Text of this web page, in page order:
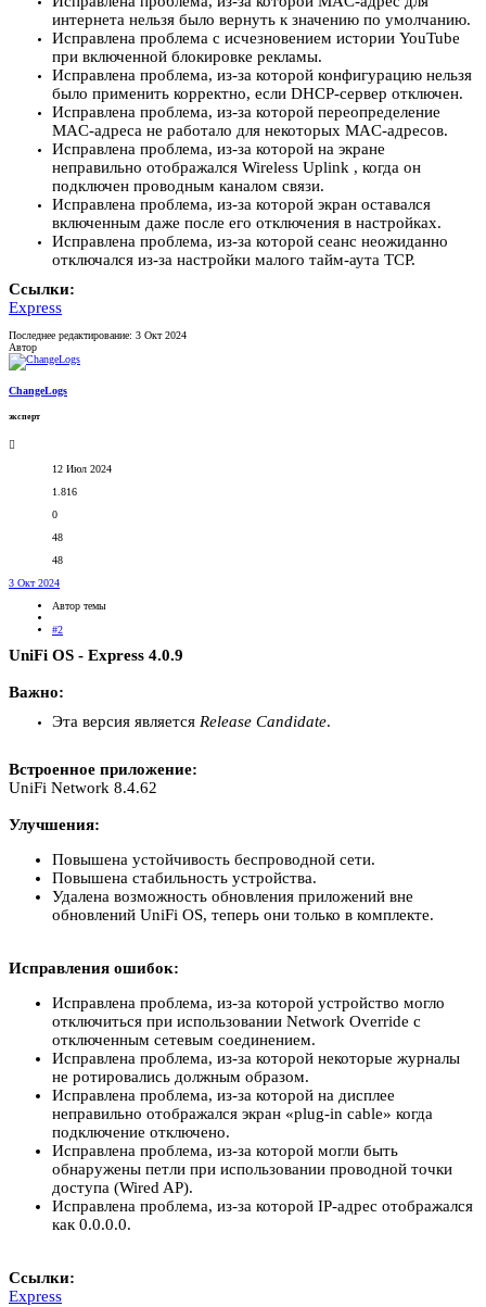
интернета нельзя было вернуть к значению по умолчанию.
Исправлена проблема с исчезновением истории YouTube
при включенной блокировке рекламы.
Исправлена проблема, из-за которой конфигурацию нельзя
было применить корректно, если DHCP-сервер отключен.
Исправлена проблема, из-за которой переопределение
MAC-адреса не работало для некоторых MAC-адресов.
Исправлена проблема, из-за которой на экране
неправильно отображался Wireless Uplink , когда он
подключен проводным каналом связи.
Исправлена проблема, из-за которой экран оставался
включенным даже после его отключения в настройках.
Исправлена проблема, из-за которой сеанс неожиданно
отключался из-за настройки малого тайм-аута TCP.
Ссылки:
Express
Последнее редактирование: 3 Окт 2024
Автор
ChangeLogs
эксперт
12 Июл 2024
1.816
0
48
48
3 Окт 2024
Автор темы
#2
UniFi OS - Express 4.0.9
Важно:
Эта версия является Release Candidate.
Встроенное приложение:
UniFi Network 8.4.62
Улучшения:
Повышена устойчивость беспроводной сети.
Повышена стабильность устройства.
Удалена возможность обновления приложений вне
обновлений UniFi OS, теперь они только в комплекте.
Исправления ошибок:
Исправлена проблема, из-за которой устройство могло
отключиться при использовании Network Override с
отключенным сетевым соединением.
Исправлена проблема, из-за которой некоторые журналы
не ротировались должным образом.
Исправлена проблема, из-за которой на дисплее
неправильно отображался экран «plug-in cable» когда
подключение отключено.
Исправлена проблема, из-за которой могли быть
обнаружены петли при использовании проводной точки
доступа (Wired AP).
Исправлена проблема, из-за которой IP-адрес отображался
как 0.0.0.0.
Ссылки:
Express